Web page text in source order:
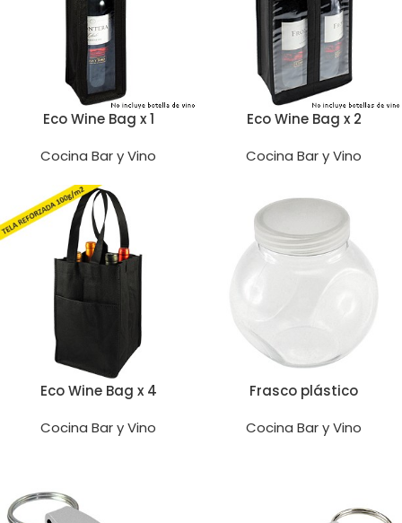
Eco Wine Bag x 1
Cocina Bar y Vino
Eco Wine Bag x 2
Cocina Bar y Vino
Eco Wine Bag x 4
Cocina Bar y Vino
Frasco plástico
Cocina Bar y Vino